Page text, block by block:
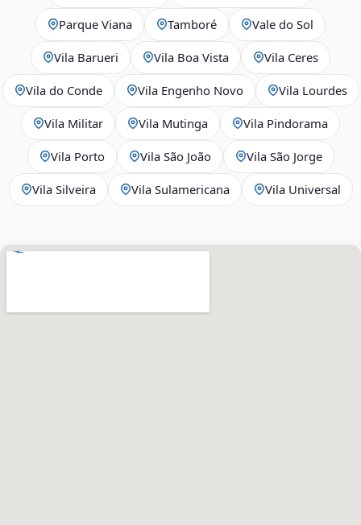
Parque Viana Tamboré Vale do Sol
Vila Barueri Vila Boa Vista Vila Ceres
Vila do Conde Vila Engenho Novo Vila Lourdes
Vila Militar Vila Mutinga Vila Pindorama
Vila Porto Vila São João Vila São Jorge
Vila Silveira Vila Sulamericana Vila Universal